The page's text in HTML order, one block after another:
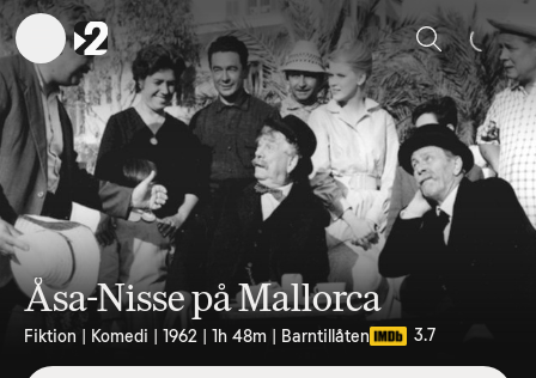
Sök
Åsa-Nisse på Mallorca
Fiktion | Komedi | 1962 | 1h 48m | Barntillåten 3.7